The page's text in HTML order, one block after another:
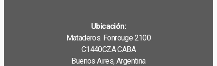
Ubicación:
Mataderos. Fonrouge 2100
C1440CZA CABA
Buenos Aires, Argentina